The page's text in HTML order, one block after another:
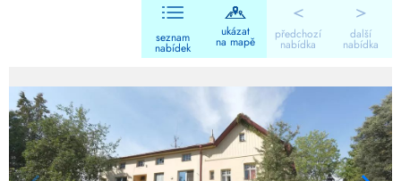
<
předchozí
nabídka
seznam
nabídek
ukázat
na mapě
>
další
nabídka